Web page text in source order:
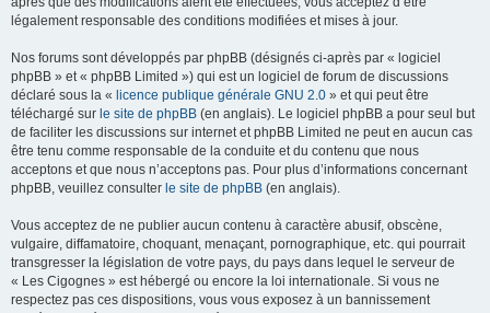
légalement responsable des conditions modifiées et mises à jour.
Nos forums sont développés par phpBB (désignés ci-après par « logiciel
phpBB » et « phpBB Limited ») qui est un logiciel de forum de discussions
déclaré sous la « licence publique générale GNU 2.0 » et qui peut être
téléchargé sur le site de phpBB (en anglais). Le logiciel phpBB a pour seul but
de faciliter les discussions sur internet et phpBB Limited ne peut en aucun cas
être tenu comme responsable de la conduite et du contenu que nous
acceptons et que nous n’acceptons pas. Pour plus d’informations concernant
phpBB, veuillez consulter le site de phpBB (en anglais).
Vous acceptez de ne publier aucun contenu à caractère abusif, obscène,
vulgaire, diffamatoire, choquant, menaçant, pornographique, etc. qui pourrait
transgresser la législation de votre pays, du pays dans lequel le serveur de
« Les Cigognes » est hébergé ou encore la loi internationale. Si vous ne
respectez pas ces dispositions, vous vous exposez à un bannissement